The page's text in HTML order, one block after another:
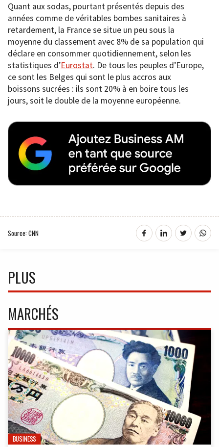
Quant aux sodas, pourtant présentés depuis des
années comme de véritables bombes sanitaires à
retardement, la France se situe un peu sous la
moyenne du classement avec 8% de sa population qui
déclare en consommer quotidiennement, selon les
statistiques d’Eurostat. De tous les peuples d’Europe,
ce sont les Belges qui sont le plus accros aux
boissons sucrées : ils sont 20% à en boire tous les
jours, soit le double de la moyenne européenne.
Source: CNN
PLUS
MARCHÉS
BUSINESS